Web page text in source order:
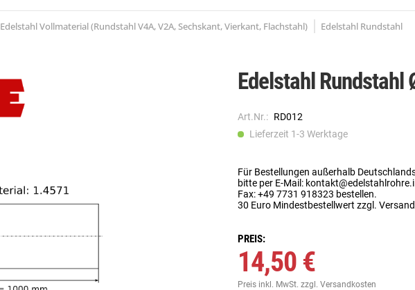
Edelstahl Vollmaterial (Rundstahl V4A, V2A, Sechskant, Vierkant, Flachstahl) Edelstahl Rundstahl
Edelstahl
Art.Nr.: RD012
Lieferzeit 1-3 Werktage
Für Bestellungen außerhalb
bitte per E-Mail:
Fax: +49 7731 918323 bestellen.
30 Euro Mindestbestellwert zzgl.
PREIS:
14,50 €
Preis inkl. MwSt.zzgl. Versandkosten